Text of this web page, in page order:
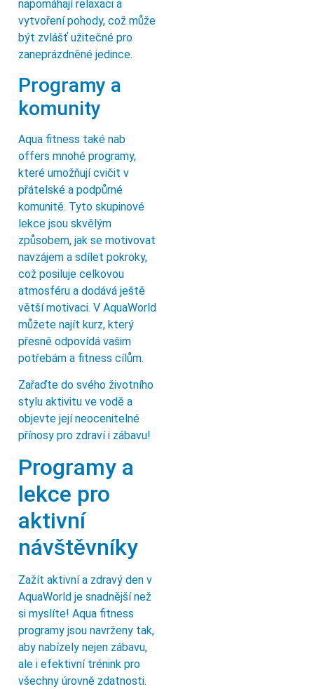
napomáhají relaxaci a
vytvoření pohody, což může
být zvlášť užitečné pro
zaneprázdněné jedince.
Programy a
komunity
Aqua fitness také nab
offers mnohé programy,
které umožňují cvičit v
přátelské a podpůrné
komunitě. Tyto skupinové
lekce jsou skvělým
způsobem, jak se motivovat
navzájem a sdílet pokroky,
což posiluje celkovou
atmosféru a dodává ještě
větší motivaci. V AquaWorld
můžete najít kurz, který
přesně odpovídá vašim
potřebám a fitness cílům.
Zařaďte do svého životního
stylu aktivitu ve vodě a
objevte její neocenitelné
přínosy pro zdraví i zábavu!
Programy a
lekce pro
aktivní
návštěvníky
Zažít aktivní a zdravý den v
AquaWorld je snadnější než
si myslíte! Aqua fitness
programy jsou navrženy tak,
aby nabízely nejen zábavu,
ale i efektivní trénink pro
všechny úrovně zdatnosti.